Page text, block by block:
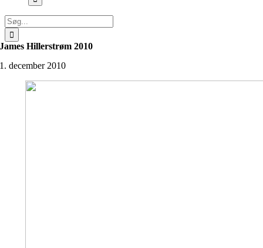
Søg
efter:
James Hillerstrøm 2010
1. december 2010